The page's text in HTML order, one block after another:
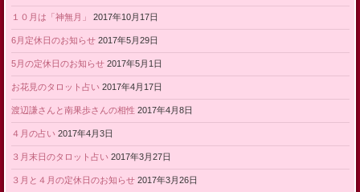
１０月は「神無月」 2017年10月17日
6月定休日のお知らせ 2017年5月29日
5月の定休日のお知らせ 2017年5月1日
お花見のタロット占い 2017年4月17日
渡辺謙さんと南果歩さんの相性 2017年4月8日
４月の占い 2017年4月3日
３月末日のタロット占い 2017年3月27日
３月と４月の定休日のお知らせ 2017年3月26日